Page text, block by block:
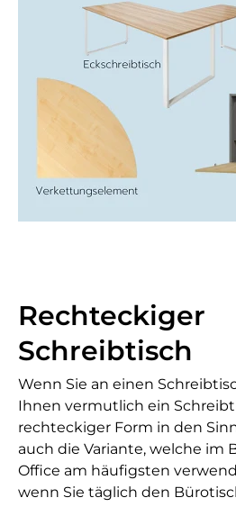
Rechteckiger
Schreibtisch
Wenn Sie an einen
Ihnen vermutlich ein
rechteckiger Form in den
auch die Variante, welche im
Office am häufigsten
wenn Sie täglich den